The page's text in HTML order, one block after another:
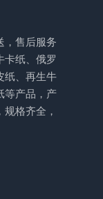
，售后服务
卡纸、俄罗
纸、再生牛
等产品，产
格齐全，